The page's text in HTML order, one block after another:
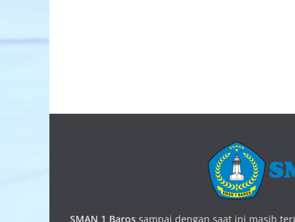
SMAN 1 Baros sampai dengan saat ini masih